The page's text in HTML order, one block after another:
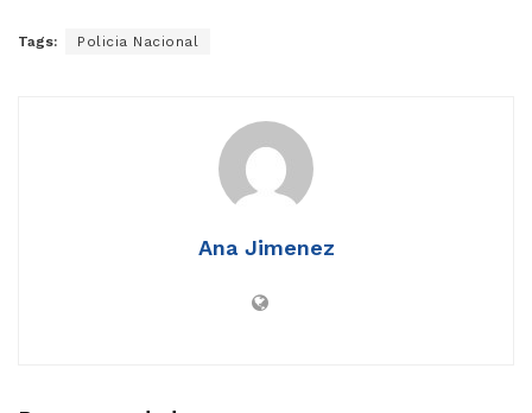
Tags: Policia Nacional
Ana Jimenez